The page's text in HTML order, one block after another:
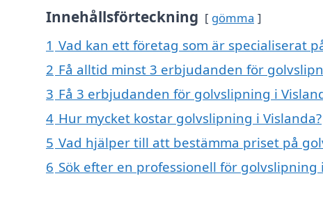
Innehållsförteckning gömma
1 Vad kan ett företag som är specialiserat
2 Få alltid minst 3 erbjudanden för
3 Få 3 erbjudanden för golvslipning i
4 Hur mycket kostar golvslipning i Vislanda?
5 Vad hjälper till att bestämma priset på
6 Sök efter en professionell för